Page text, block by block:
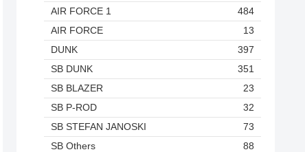
AIR FORCE 1
484
AIR FORCE
13
DUNK
397
SB DUNK
351
SB BLAZER
23
SB P-ROD
32
SB STEFAN JANOSKI
73
SB Others
88